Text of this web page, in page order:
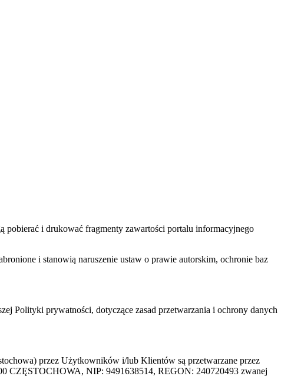
pobierać i drukować fragmenty zawartości portalu informacyjnego
i stanowią naruszenie ustaw o prawie autorskim, ochronie baz
Polityki prywatności, dotyczące zasad przetwarzania i ochrony danych
przez Użytkowników i/lub Klientów są przetwarzane przez
NIP: 9491638514, REGON: 240720493 zwanej